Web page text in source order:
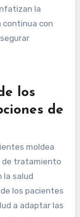
la
continua con
los
de
moldea
de tratamiento
la salud
los pacientes
a adaptar las